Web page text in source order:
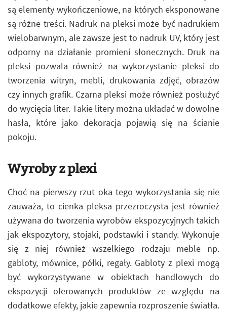
są elementy wykończeniowe, na których eksponowane
są różne treści. Nadruk na pleksi może być nadrukiem
wielobarwnym, ale zawsze jest to nadruk UV, który jest
odporny na działanie promieni słonecznych. Druk na
pleksi pozwala również na wykorzystanie pleksi do
tworzenia witryn, mebli, drukowania zdjęć, obrazów
czy innych grafik. Czarna pleksi może również posłużyć
do wycięcia liter. Takie litery można układać w dowolne
hasła, które jako dekoracja pojawią się na ścianie
pokoju.
Wyroby z plexi
Choć na pierwszy rzut oka tego wykorzystania się nie
zauważa, to cienka pleksa przezroczysta jest również
używana do tworzenia wyrobów ekspozycyjnych takich
jak ekspozytory, stojaki, podstawki i standy. Wykonuje
się z niej również wszelkiego rodzaju meble np.
gabloty, mównice, półki, regały. Gabloty z plexi mogą
być wykorzystywane w obiektach handlowych do
ekspozycji oferowanych produktów ze względu na
dodatkowe efekty, jakie zapewnia rozproszenie światła.